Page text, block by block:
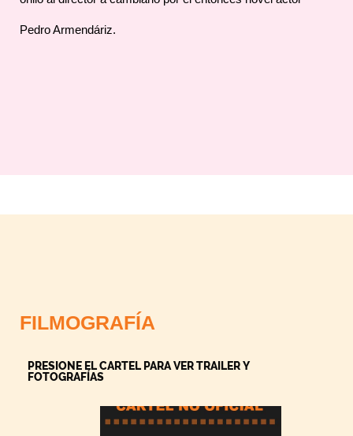
Pedro Armendáriz.
FILMOGRAFÍA
PRESIONE EL CARTEL PARA VER TRAILER Y
FOTOGRAFÍAS